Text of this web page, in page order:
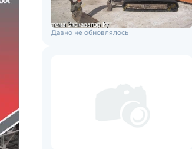
Давно не обновлялось